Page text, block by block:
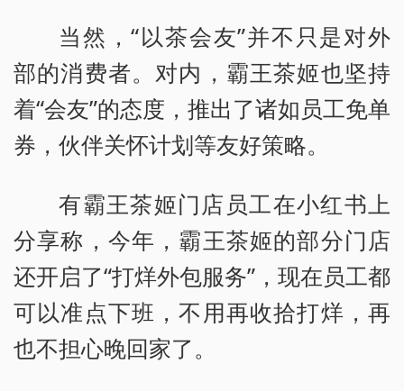
当然，“以茶会友”并不只是对外
部的消费者。对内，霸王茶姬也坚持
着“会友”的态度，推出了诸如员工免单
券，伙伴关怀计划等友好策略。
有霸王茶姬门店员工在小红书上
分享称，今年，霸王茶姬的部分门店
还开启了“打烊外包服务”，现在员工都
可以准点下班，不用再收拾打烊，再
也不担心晚回家了。